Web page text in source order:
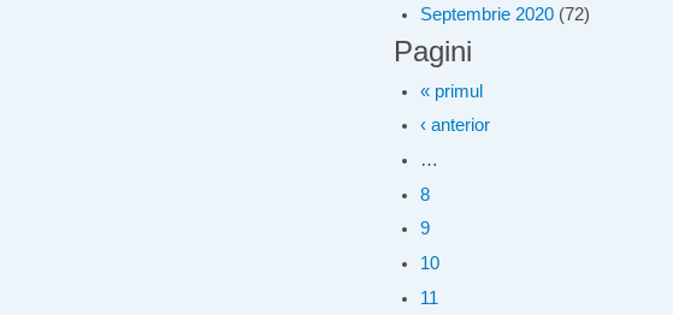
Septembrie 2020 (72)
Pagini
« primul
‹ anterior
…
8
9
10
11